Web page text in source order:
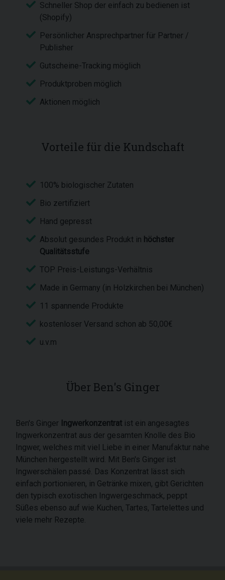
Schneller Shop der einfach zu bedienen ist
(Shopify)
Persönlicher Ansprechpartner für Partner /
Publisher
Gutscheine-Tracking möglich
Produktproben möglich
Aktionen möglich
Vorteile für die Kundschaft
100% biologischer Zutaten
Bio zertifiziert
Hand gepresst
Absolut gesundes Produkt in höchster
Qualitätsstufe
TOP Preis-Leistungs-Verhältnis
Made in Germany (in Holzkirchen bei München)
11 spannende Produkte
kostenloser Versand schon ab 50,00€
u.v.m
Über Ben's Ginger
Ben's Ginger Ingwerkonzentrat ist ein angesagtes
Ingwerkonzentrat aus der gesamten Knolle des Bio
Ingwer, welches mit viel Liebe in einer Manufaktur nahe
München hergestellt wird. Mit Ben's Ginger ist
Ingwerschälen passé. Das Konzentrat lässt sich
einfach portionieren, in Getränke mixen, gibt Gerichten
den typisch exotischen Ingwergeschmack, peppt
Süßes ebenso auf wie Kuchen, Tartes, Tartelettes und
viele mehr Rezepte.